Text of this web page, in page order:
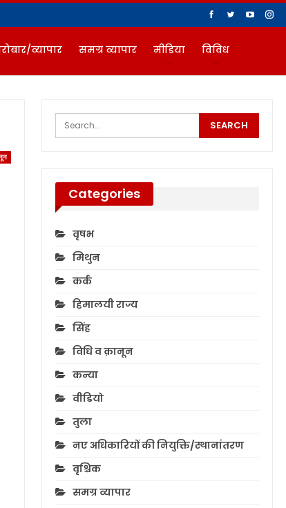
व्यापार समग्र व्यापार मीडिया विविध
Categories
वृषभ
मिथुन
कर्क
हिमालयी राज्य
सिंह
विधि व क़ानून
कन्या
वीडियो
तुला
नए अधिकारियों की नियुक्ति/स्थानांतरण
वृश्चिक
समग्र व्यापार